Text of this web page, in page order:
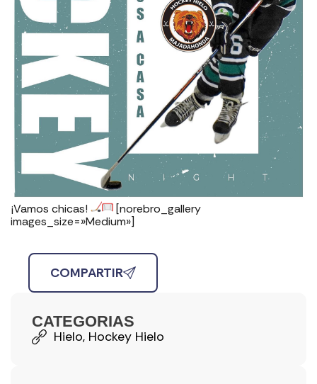
¡Vamos chicas!
[norebro_gallery
images_size=»Medium»]
COMPARTIR
CATEGORIAS
Hielo, Hockey Hielo